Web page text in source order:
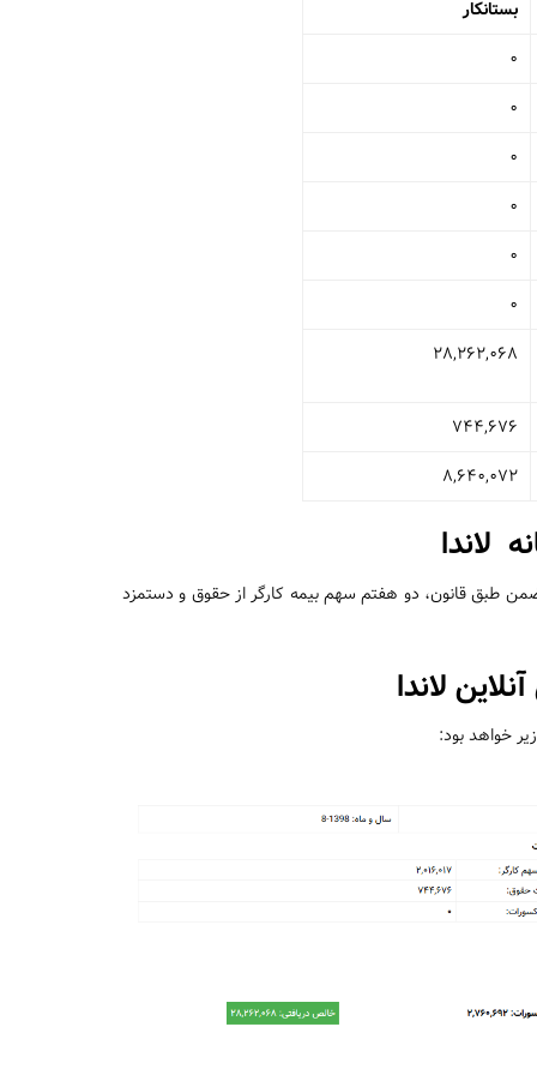
بستانکار
0
0
0
0
0
0
28,262,068
744,676
8,640,072
لاندا
سال 1397 انجام شده است. در ضمن طبق قانون، دو هفتم سهم بیمه کارگر از حقوق و دستمزد
لاندا
خواهد بود: